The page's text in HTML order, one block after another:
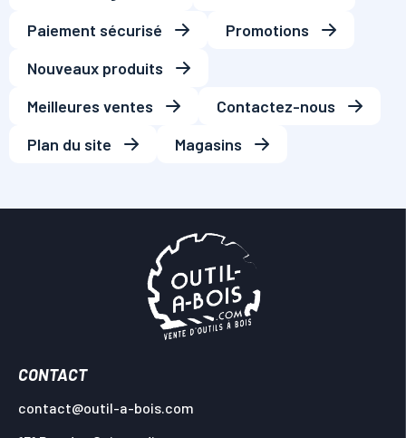
Paiement sécurisé
Promotions
Nouveaux produits
Meilleures ventes
Contactez-nous
Plan du site
Magasins
CONTACT
contact@outil-a-bois.com